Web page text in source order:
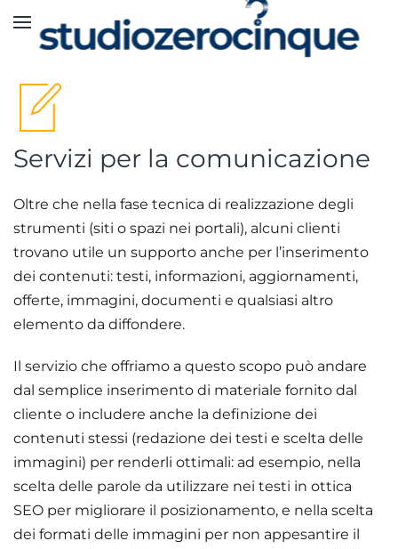
Skip to main content
Servizi per la comunicazione
Oltre che nella fase tecnica di realizzazione degli
strumenti (siti o spazi nei portali), alcuni clienti
trovano utile un supporto anche per l’inserimento
dei contenuti: testi, informazioni, aggiornamenti,
offerte, immagini, documenti e qualsiasi altro
elemento da diffondere.
Il servizio che offriamo a questo scopo può andare
dal semplice inserimento di materiale fornito dal
cliente o includere anche la definizione dei
contenuti stessi (redazione dei testi e scelta delle
immagini) per renderli ottimali: ad esempio, nella
scelta delle parole da utilizzare nei testi in ottica
SEO per migliorare il posizionamento, e nella scelta
dei formati delle immagini per non appesantire il